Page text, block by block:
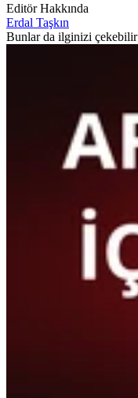
Editör Hakkında
Erdal Taşkın
Bunlar da ilginizi çekebilir